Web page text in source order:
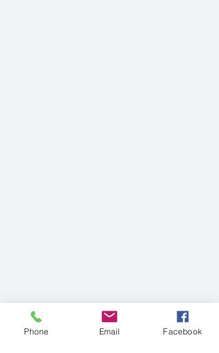
Phone Email Facebook